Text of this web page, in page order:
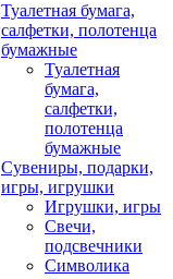
Туалетная бумага,
салфетки, полотенца
бумажные
Туалетная
бумага,
салфетки,
полотенца
бумажные
Сувениры, подарки,
игры, игрушки
Игрушки, игры
Свечи,
подсвечники
Символика